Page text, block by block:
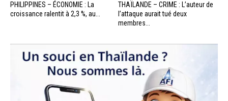
PHILIPPINES – ÉCONOMIE : La
croissance ralentit à 2,3 %, au...
THAÏLANDE – CRIME : L’auteur de
l’attaque aurait tué deux
membres...